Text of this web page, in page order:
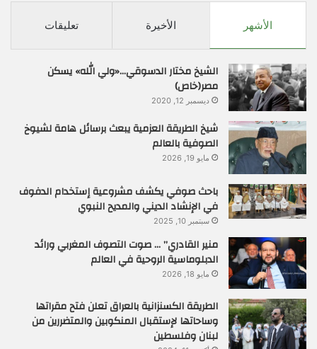
الأشهر الأخيرة تعليقات
الشيخ مختار الدسوقي…«ولي الله» يسكن
مصر(خاص)
ديسمبر 12, 2020
شيخ الطريقة العزمية يبعث برسائل هامة لشيوخ
الصوفية بالعالم
مايو 19, 2026
باحث صوفي يكشف مشروعية إستخدام الدفوف
في الإنشاد الديني والمديح النبوي
سبتمبر 10, 2025
منير القادري” … صوت التصوف المغربي ورائد
الدبلوماسية الروحية في العالم
مايو 18, 2026
الطريقة الكسنزانية بالعراق تعلن فتح مقراتها
وساحاتها لإستقبال المنكوبين والمتضررين من
لبنان وفلسطين